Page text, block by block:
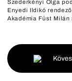
Szederkényi Olga
Enyedi Ildikó
Akadémia Füst Milán